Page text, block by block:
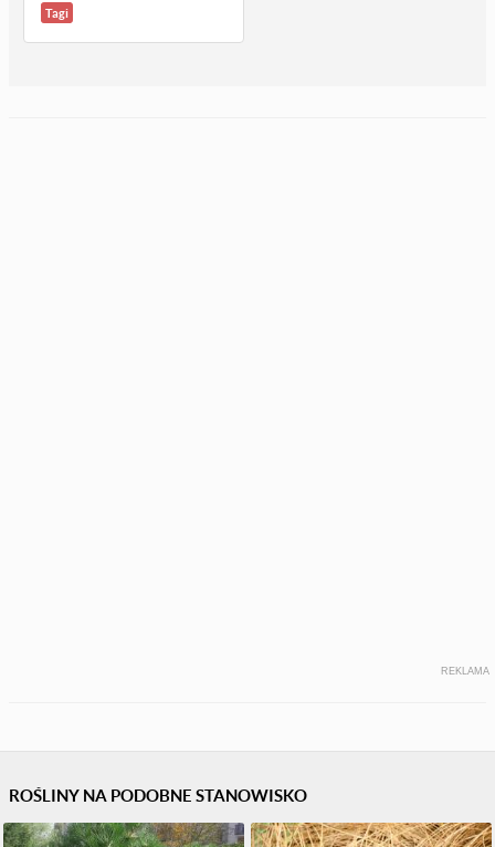
Tagi
REKLAMA
ROŚLINY NA PODOBNE STANOWISKO